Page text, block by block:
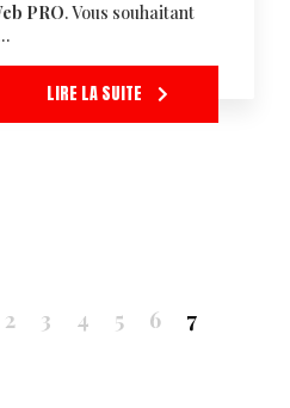
PRO. Vous souhaitant
LIRE LA SUITE
2 3 4 5 6 7